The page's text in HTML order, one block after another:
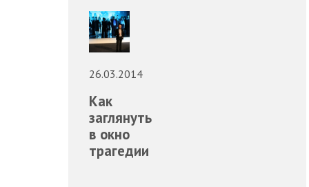
26.03.2014
Как
заглянуть
в окно
трагедии